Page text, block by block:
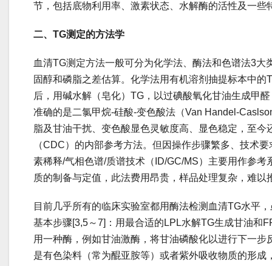
节，包括底物利用率、激素状态、水解酶的活性及一些
二、TG测定的方法学
血清TG测定方法一般可分为化学法、酶法和色谱法3大
固醇和磷脂之差估算。化学法用有机溶剂抽提标本中的
后，用碱水解（皂化）TG，以过碘酸氧化甘油生成甲
准确的是二氯甲烷-硅酸-变色酸法（Van Handel-
脂及甘油干扰、变色酸显色灵敏度高、显色稳定，至今
（CDC）的内部参考方法。但因操作步骤繁多、技术
素稀释/气相色谱/质谱技术（ID/GC/MS）主要用作参
质的制备与定值，此法费用昂贵，样品处理复杂，难以
目前几乎所有的临床实验室都用酶法检测血清TG水平
基本步骤[3,5～7]：用最合适的LPL水解TG生成甘油和
用一种酶，例如甘油激酶，将甘油磷酸化以进行下一
是有色染料（常为醌亚胺等）或者紫外吸收物质的形成